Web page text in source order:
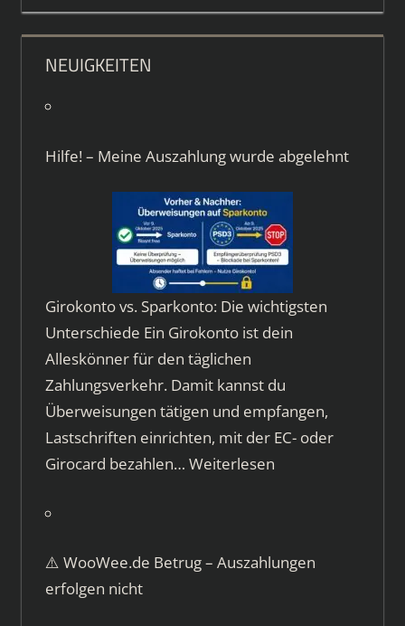
NEUIGKEITEN
Hilfe! – Meine Auszahlung wurde abgelehnt
Girokonto vs. Sparkonto: Die wichtigsten
Unterschiede Ein Girokonto ist dein
Alleskönner für den täglichen
Zahlungsverkehr. Damit kannst du
Überweisungen tätigen und empfangen,
Lastschriften einrichten, mit der EC- oder
Girocard bezahlen… Weiterlesen
⚠️ WooWee.de Betrug – Auszahlungen
erfolgen nicht